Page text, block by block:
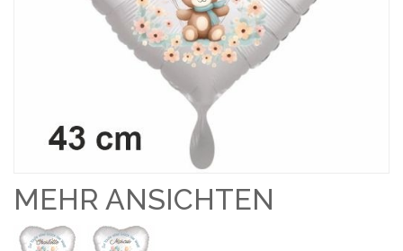
MEHR ANSICHTEN